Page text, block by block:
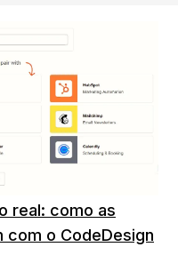
real: como as
com o CodeDesign